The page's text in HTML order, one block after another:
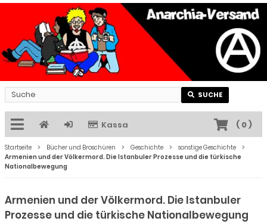
SUCHE
Kassa ( 0)
Startseite Bücher und Broschüren Geschichte
sonstige Geschichte
Armenien und der Völkermord. Die Istanbuler Prozesse und die türkische
Nationalbewegung
Armenien und der Völkermord. Die Istanbuler
Prozesse und die türkische Nationalbewegung